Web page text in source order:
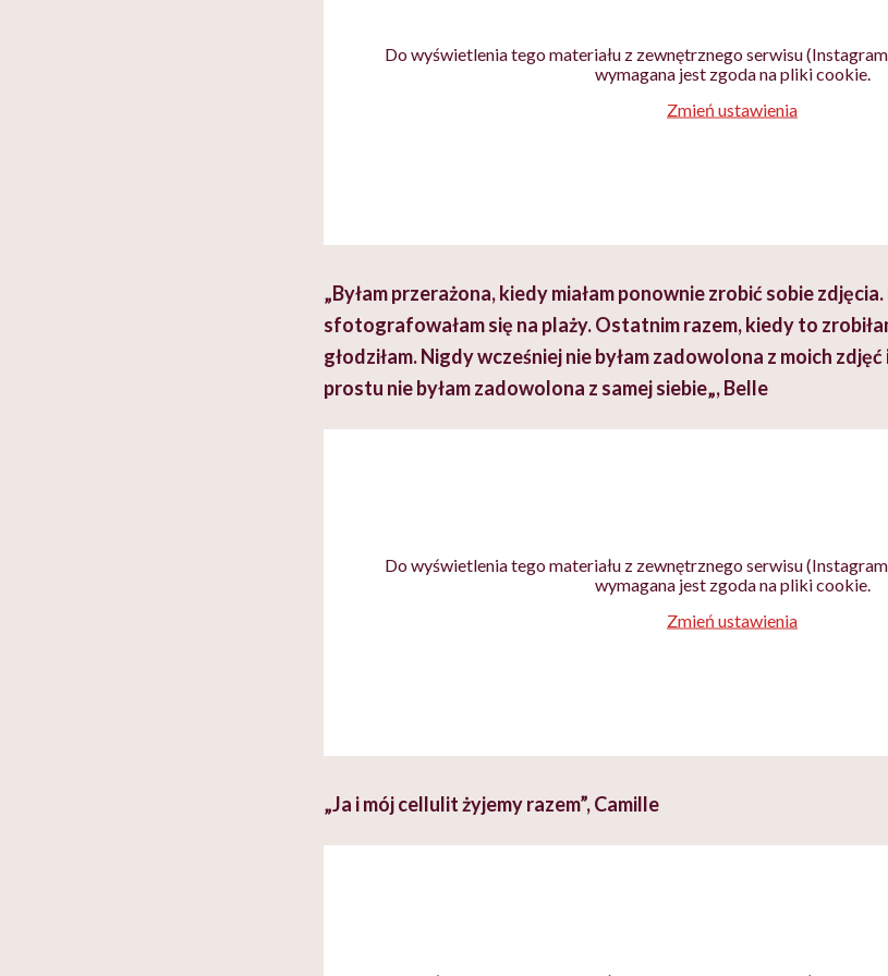
Do wyświetlenia tego materiału z zewnętrznego serwisu
wymagana jest zgoda na pliki cookie.
Zmień ustawienia
„Byłam przerażona, kiedy miałam ponownie zrobić sobie zdjęcia.
sfotografowałam się na plaży. Ostatnim razem, kiedy to
głodziłam. Nigdy wcześniej nie byłam zadowolona z moich
prostu nie byłam zadowolona z samej siebie„, Belle
Do wyświetlenia tego materiału z zewnętrznego serwisu
wymagana jest zgoda na pliki cookie.
Zmień ustawienia
„Ja i mój cellulit żyjemy razem”, Camille